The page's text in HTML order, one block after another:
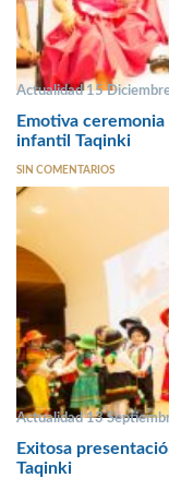
Actualidad 15
Emotiva
infantil Taqinki
SIN COMENTARIOS
Actualidad 13
Exitosa
Taqinki